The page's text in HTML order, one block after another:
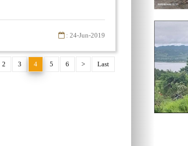
: 24-Jun-2019
2 3 4 5 6 > Last